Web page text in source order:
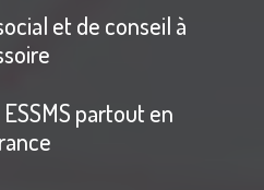
et de conseil à
partout en